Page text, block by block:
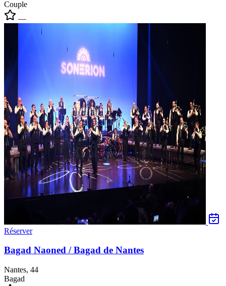
Couple
—
Réserver
Bagad Naoned / Bagad de Nantes
Nantes, 44
Bagad